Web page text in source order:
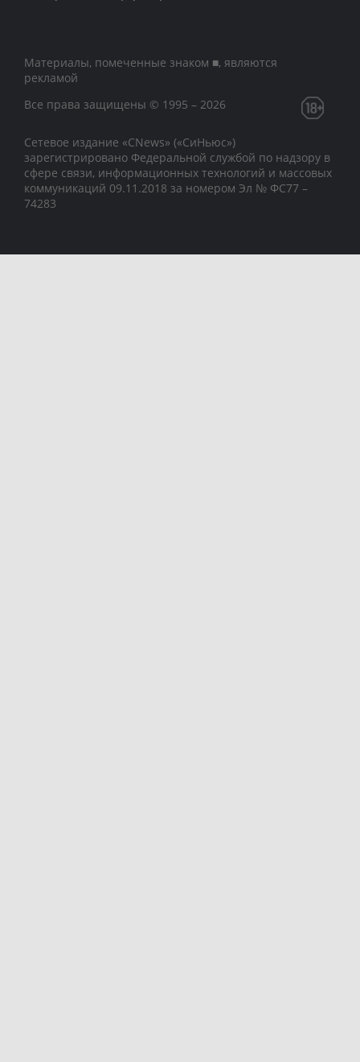
Материалы, помеченные знаком ■, являются
рекламой
Все права защищены © 1995 – 2026
Сетевое издание «CNews» («СиНьюс»)
зарегистрировано Федеральной службой по надзору в
сфере связи, информационных технологий и массовых
коммуникаций 09.11.2018 за номером Эл № ФС77 –
74283